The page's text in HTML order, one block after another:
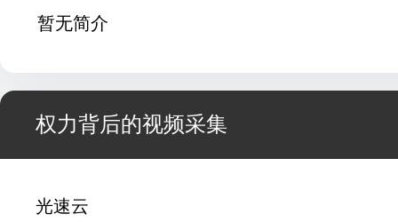
暂无简介
权力背后的视频采集
光速云